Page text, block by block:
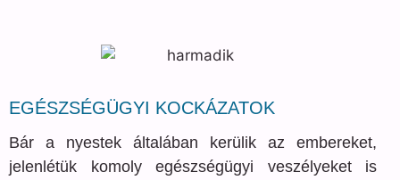
EGÉSZSÉGÜGYI KOCKÁZATOK
Bár a nyestek általában kerülik az embereket,
jelenlétük komoly egészségügyi veszélyeket is